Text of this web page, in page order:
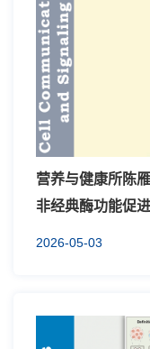
营养与健康所陈
非经典酶功能促
2026-05-03